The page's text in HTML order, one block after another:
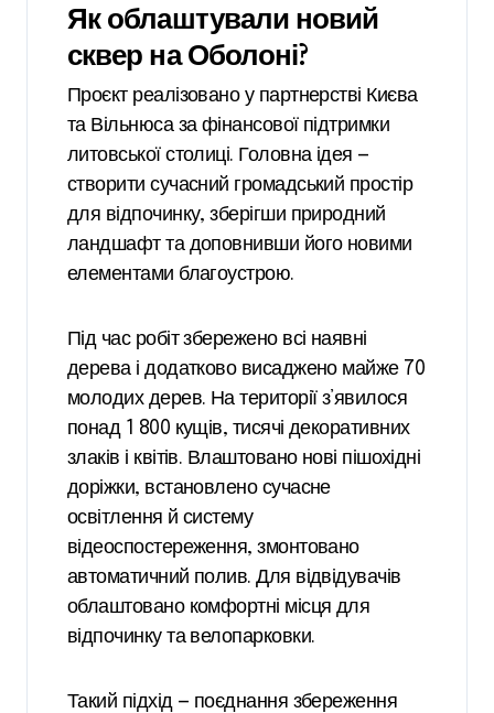
Як облаштували новий
сквер на Оболоні?
Проєкт реалізовано у партнерстві Києва
та Вільнюса за фінансової підтримки
литовської столиці. Головна ідея —
створити сучасний громадський простір
для відпочинку, зберігши природний
ландшафт та доповнивши його новими
елементами благоустрою.
Під час робіт збережено всі наявні
дерева і додатково висаджено майже 70
молодих дерев. На території з’явилося
понад 1 800 кущів, тисячі декоративних
злаків і квітів. Влаштовано нові пішохідні
доріжки, встановлено сучасне
освітлення й систему
відеоспостереження, змонтовано
автоматичний полив. Для відвідувачів
облаштовано комфортні місця для
відпочинку та велопарковки.
Такий підхід — поєднання збереження